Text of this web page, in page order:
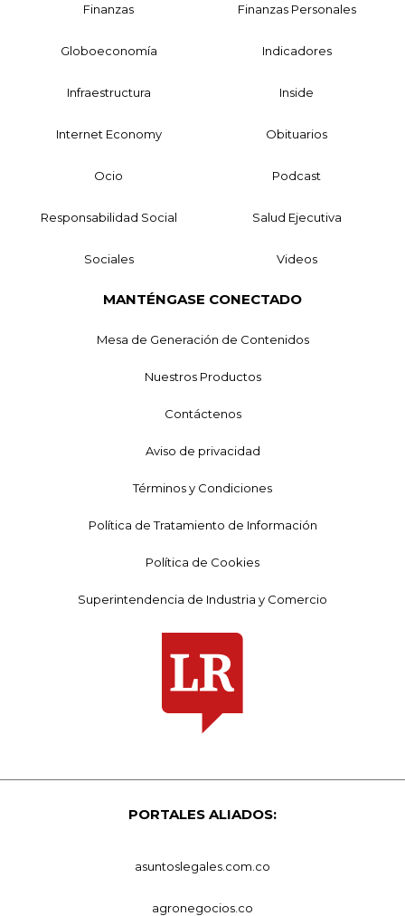
Finanzas Finanzas Personales
Globoeconomía Indicadores
Infraestructura Inside
Internet Economy Obituarios
Ocio Podcast
Responsabilidad Social Salud Ejecutiva
Sociales Videos
MANTÉNGASE CONECTADO
Mesa de Generación de Contenidos
Nuestros Productos
Contáctenos
Aviso de privacidad
Términos y Condiciones
Política de Tratamiento de Información
Política de Cookies
Superintendencia de Industria y Comercio
PORTALES ALIADOS:
asuntoslegales.com.co
agronegocios.co